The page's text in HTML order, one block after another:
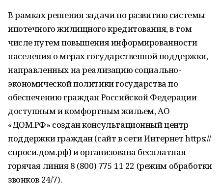
В рамках решения задачи по развитию системы
ипотечного жилищного кредитования, в том
числе путем повышения информированности
населения о мерах государственной поддержки,
направленных на реализацию социально-
экономической политики государства по
обеспечению граждан Российской Федерации
доступным и комфортным жильем, АО
«ДОМ.РФ» создан консультационный центр
поддержки граждан (сайт в сети Интернет https://
спроси.дом.рф) и организована бесплатная
горячая линия 8 (800) 775 11 22 (режим обработки
звонков 24/7).